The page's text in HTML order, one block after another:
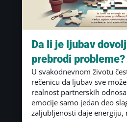
Da li je ljubav
prebrodi probleme?
U svakodnevnom životu
rečenicu da ljubav sve
realnost partnerskih
emocije samo jedan deo
zaljubljenosti daje energiju,